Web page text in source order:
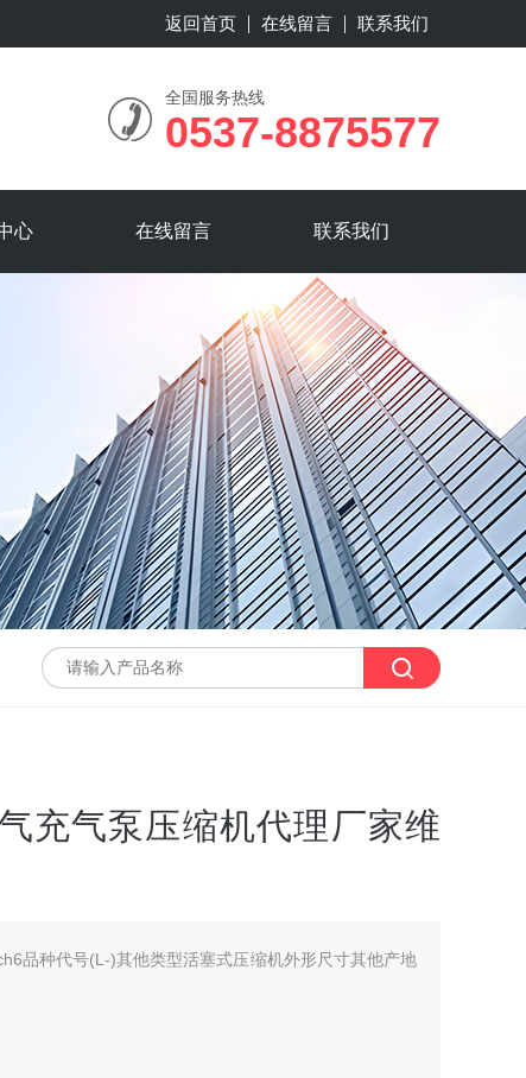
返回首页 在线留言 联系我们
全国服务热线
0537-8875577
心 在线留言 联系我们
充气泵压缩机代理厂家维
品种代号(L-)其他类型活塞式压缩机外形尺寸其他产地